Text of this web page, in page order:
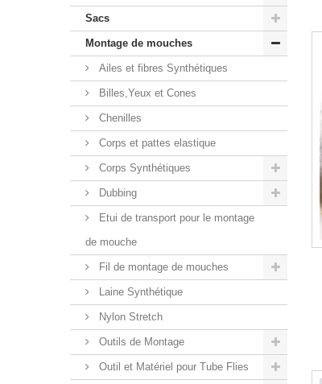
Sacs
Montage de mouches
Ailes et fibres Synthétiques
Billes,Yeux et Cones
Chenilles
Corps et pattes elastique
Corps Synthétiques
Dubbing
Etui de transport pour le montage
de mouche
Fil de montage de mouches
Laine Synthétique
Nylon Stretch
Outils de Montage
Outil et Matériel pour Tube Flies